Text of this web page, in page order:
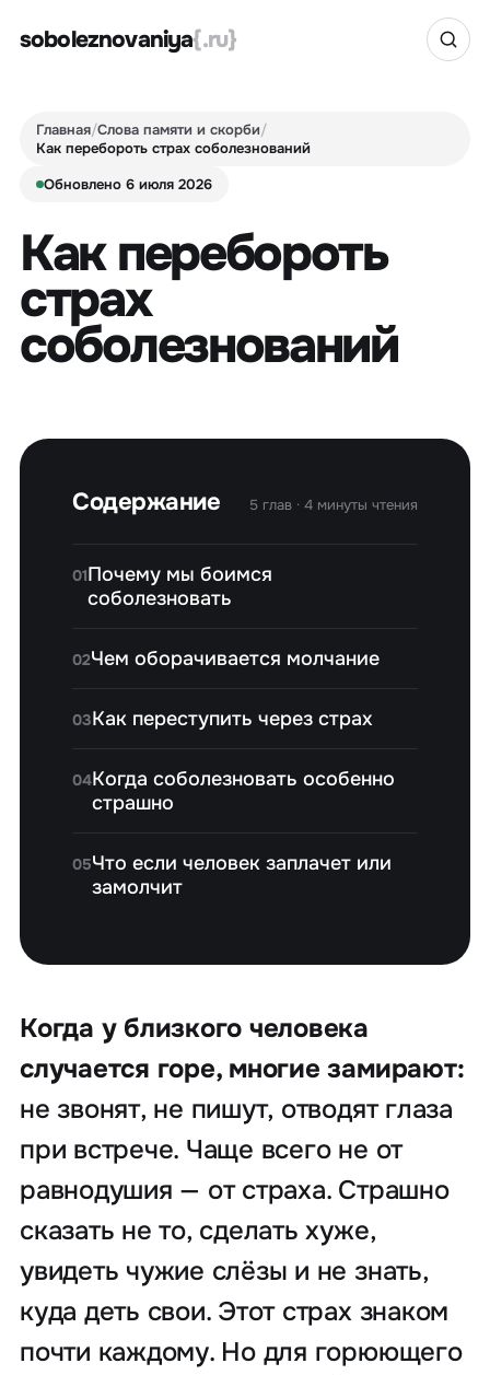
soboleznovaniya{.ru}
Главная/Слова памяти и скорби/
Как перебороть страх соболезнований
Обновлено 6 июля 2026
Как перебороть
страх
соболезнований
Содержание 5 глав · 4 минуты чтения
01Почему мы боимся
соболезновать
02Чем оборачивается молчание
03Как переступить через страх
04Когда соболезновать особенно
страшно
05Что если человек заплачет или
замолчит
Когда у близкого человека
случается горе, многие замирают:
не звонят, не пишут, отводят глаза
при встрече. Чаще всего не от
равнодушия — от страха. Страшно
сказать не то, сделать хуже,
увидеть чужие слёзы и не знать,
куда деть свои. Этот страх знаком
почти каждому. Но для горюющего